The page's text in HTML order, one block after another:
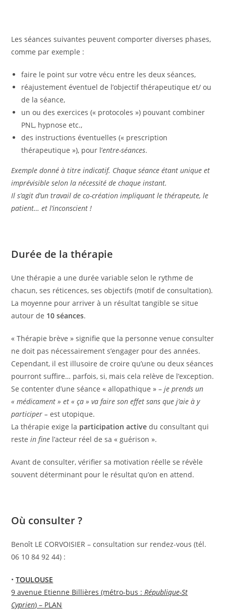
Les séances suivantes peuvent comporter diverses phases,
comme par exemple :
faire le point sur votre vécu entre les deux séances,
réajustement éventuel de l’objectif thérapeutique et/ ou
de la séance,
un ou des exercices (« protocoles ») pouvant combiner
PNL, hypnose etc.,
des instructions éventuelles (« prescription
thérapeutique »), pour l’entre-séances.
Exemple donné à titre indicatif. Chaque séance étant unique et
imprévisible selon la nécessité de chaque instant.
Il s’agit d’un travail de co-création impliquant le thérapeute, le
patient… et l’inconscient !
Durée de la thérapie
Une thérapie a une durée variable selon le rythme de
chacun, ses réticences, ses objectifs (motif de consultation).
La moyenne pour arriver à un résultat tangible se situe
autour de 10 séances.
« Thérapie brève » signifie que la personne venue consulter
ne doit pas nécessairement s’engager pour des années.
Cependant, il est illusoire de croire qu’une ou deux séances
pourront suffire… parfois, si, mais cela relève de l’exception.
Se contenter d’une séance « allopathique » –je prends un
« médicament » et « ça » va faire son effet sans que j’aie à y
participer – est utopique.
La thérapie exige la participation active du consultant qui
restein fine l’acteur réel de sa « guérison ».
Avant de consulter, vérifier sa motivation réelle se révèle
souvent déterminant pour le résultat qu’on en attend.
Où consulter ?
Benoît LE CORVOISIER – consultation sur rendez-vous (tél.
06 10 84 92 44) :
•TOULOUSE
9 avenue Etienne Billières (métro-bus : République-St
Cyprien) – PLAN